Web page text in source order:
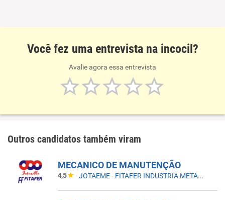
Você fez uma entrevista na incocil?
Avalie agora essa entrevista
Outros candidatos também viram
MECANICO DE MANUTENÇÃO
4,5 JOTAEME - FITAFER INDUSTRIA METALURGICA LTDA